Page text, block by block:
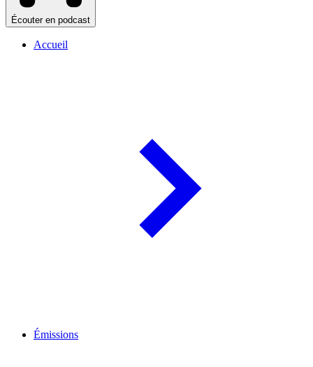
Écouter en podcast
Accueil
Émissions